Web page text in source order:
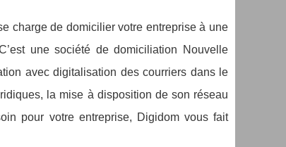
charge de domicilier votre entreprise à une
une société de domiciliation Nouvelle
avec digitalisation des courriers dans le
la mise à disposition de son réseau
pour votre entreprise, Digidom vous fait